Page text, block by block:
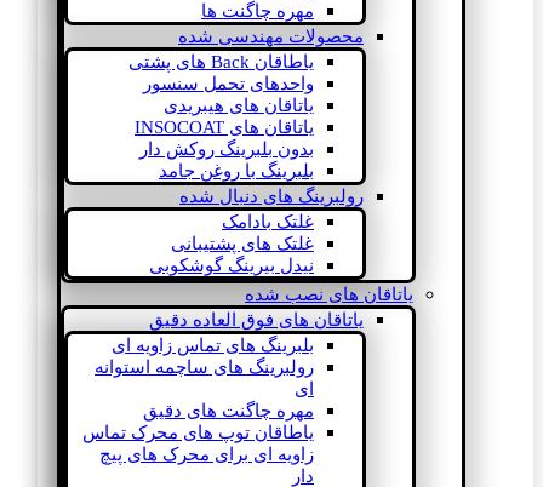
مهره چاگنت ها
محصولات مهندسی شده
یاطاقان Back های پشتی
واحدهای تحمل سنسور
یاتاقان های هیبریدی
یاتاقان های INSOCOAT
بدون بلبرینگ روکش دار
بلبرینگ با روغن جامد
رولبرینگ های دنبال شده
غلتک بادامک
غلتک های پشتیبانی
نیدل بیرینگ گوشکوبی
یاتاقان های نصب شده
یاتاقان های فوق العاده دقیق
بلبرینگ های تماس زاویه ای
رولبرینگ های ساچمه استوانه
ای
مهره چاگنت های دقیق
یاطاقان توپ های محرک تماس
زاویه ای برای محرک های پیچ
دار